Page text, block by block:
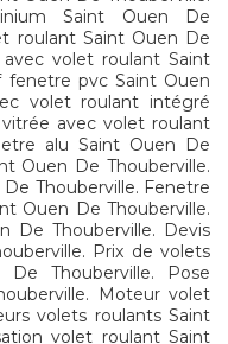
Saint Ouen De
roulant Saint Ouen De
avec volet roulant Saint
fenetre pvc Saint Ouen
volet roulant intégré
avec volet roulant
alu Saint Ouen De
Ouen De Thouberville.
Thouberville. Fenetre
Ouen De Thouberville.
De Thouberville. Devis
Prix de volets
Thouberville. Pose
Moteur volet
volets roulants Saint
volet roulant Saint